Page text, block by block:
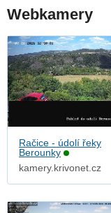
Webkamery
Račice - údolí řeky
Berounky
kamery.krivonet.cz